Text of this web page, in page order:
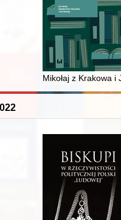
of pipe production
zbiorach Rosyjskiej
Grecji do Polski Ludowej =
Mikołaj z Krakowa